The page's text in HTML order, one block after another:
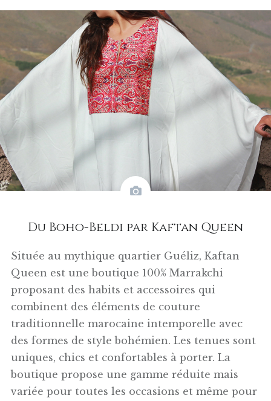
Du Boho-Beldi par Kaftan Queen
Située au mythique quartier Guéliz, Kaftan
Queen est une boutique 100% Marrakchi
proposant des habits et accessoires qui
combinent des éléments de couture
traditionnelle marocaine intemporelle avec
des formes de style bohémien. Les tenues sont
uniques, chics et confortables à porter. La
boutique propose une gamme réduite mais
variée pour toutes les occasions et même pour